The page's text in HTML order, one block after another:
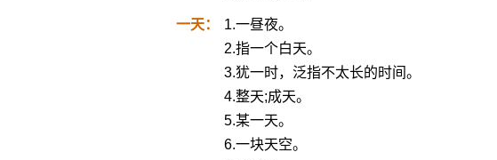
一天：
1.一昼夜。
2.指一个白天。
3.犹一时，泛指不太长的时间。
4.整天;成天。
5.某一天。
6.一块天空。